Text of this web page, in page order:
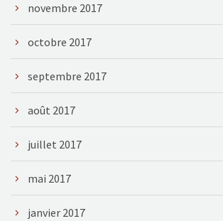
novembre 2017
octobre 2017
septembre 2017
août 2017
juillet 2017
mai 2017
janvier 2017